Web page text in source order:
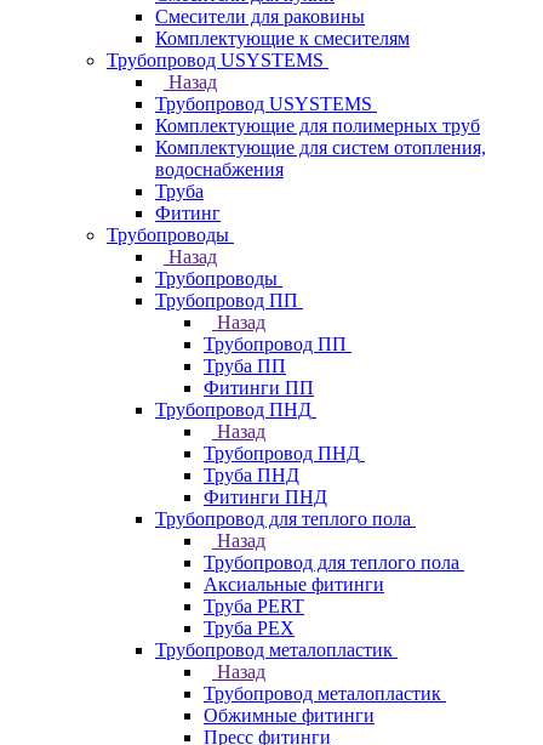
Смесители для раковины
Комплектующие к смесителям
Трубопровод USYSTEMS
Назад
Трубопровод USYSTEMS
Комплектующие для полимерных труб
Комплектующие для систем отопления,
водоснабжения
Труба
Фитинг
Трубопроводы
Назад
Трубопроводы
Трубопровод ПП
Назад
Трубопровод ПП
Труба ПП
Фитинги ПП
Трубопровод ПНД
Назад
Трубопровод ПНД
Труба ПНД
Фитинги ПНД
Трубопровод для теплого пола
Назад
Трубопровод для теплого пола
Аксиальные фитинги
Труба PERT
Труба PEX
Трубопровод металопластик
Назад
Трубопровод металопластик
Обжимные фитинги
Пресс фитинги